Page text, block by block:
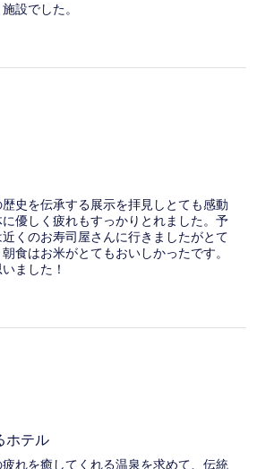
設でした。
史を伝承する展示を拝見しとても感動
優しく疲れもすっかりとれました。予
くのお寿司屋さんに行きましたがとて
食はお米がとてもおいしかったです。
ました！
ホテル
れを癒してくれる温泉を求めて、伝統